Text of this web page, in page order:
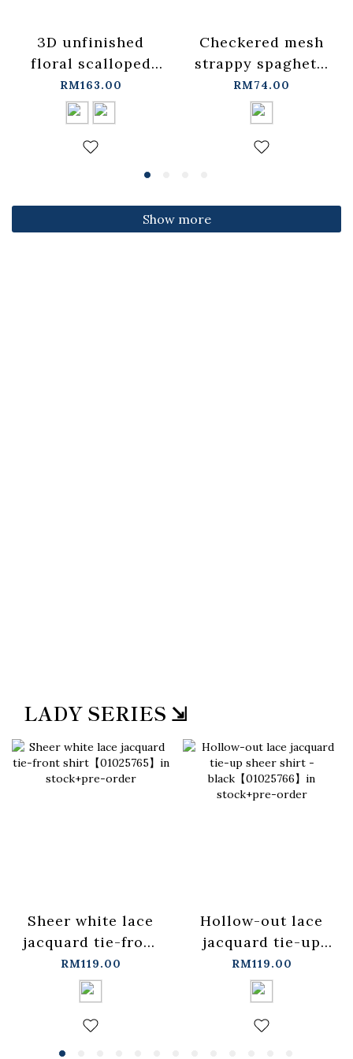
3D unfinished
floral scalloped
jeans, available in
two colors, sizes
S/M/L.
【04011891】in
stock+pre-order
RM163.00
Checkered mesh
strappy spaghetti
strap cover-up
vest -
blue【01099697】
in stock+pre-order
RM74.00
Show more
LADY SERIES ⇲
Sheer white lace
jacquard tie-front
shirt【01025765】
in stock+pre-order
RM119.00
Hollow-out lace
jacquard tie-up
sheer shirt -
black【01025766】
in stock+pre-order
RM119.00